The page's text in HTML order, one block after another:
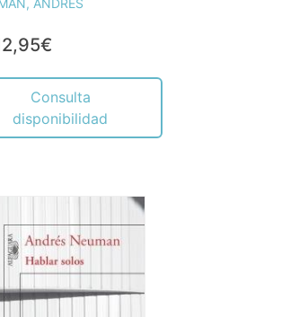
Consulta
disponibilidad